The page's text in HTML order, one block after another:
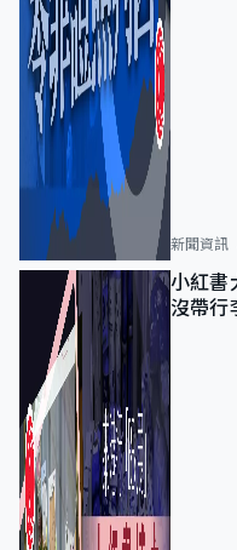
新聞資訊
小紅書
沒帶